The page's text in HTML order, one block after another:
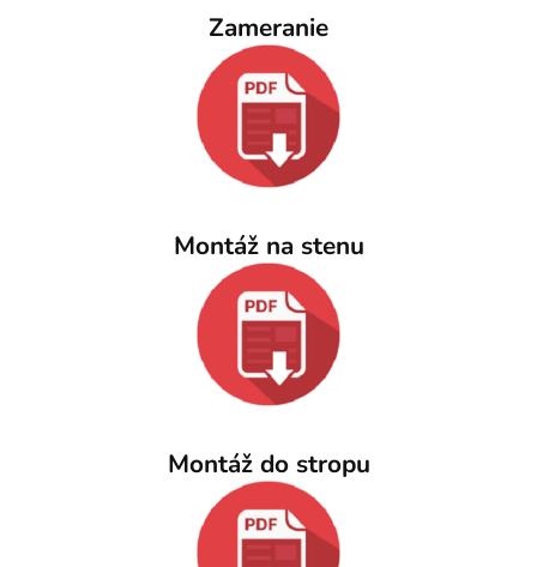
Zameranie
Montáž na stenu
Montáž do stropu